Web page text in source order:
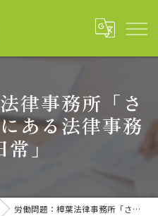
律事務所「さ
ある法律事務
」
労働問題：樟葉法律事務所「さいたま市浦和区にある法律事務所の日常」